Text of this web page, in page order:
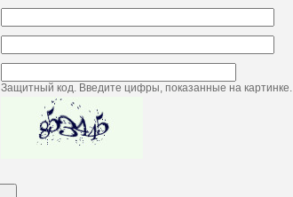
Защитный код. Введите цифры, показанные на картинке.